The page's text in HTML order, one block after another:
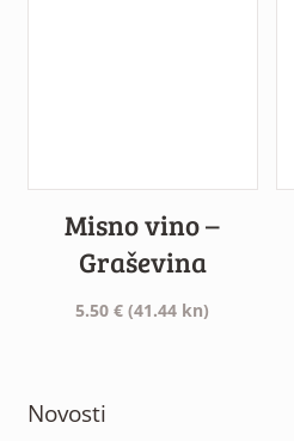
Misno vino –
Graševina
5.50€ (41.44 kn)
Novosti